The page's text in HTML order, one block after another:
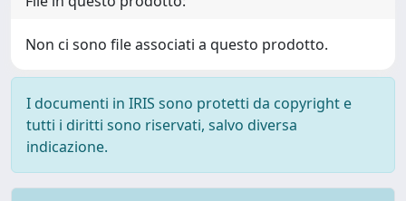
Non ci sono file associati a questo prodotto.
I documenti in IRIS sono protetti da copyright e
tutti i diritti sono riservati, salvo diversa
indicazione.